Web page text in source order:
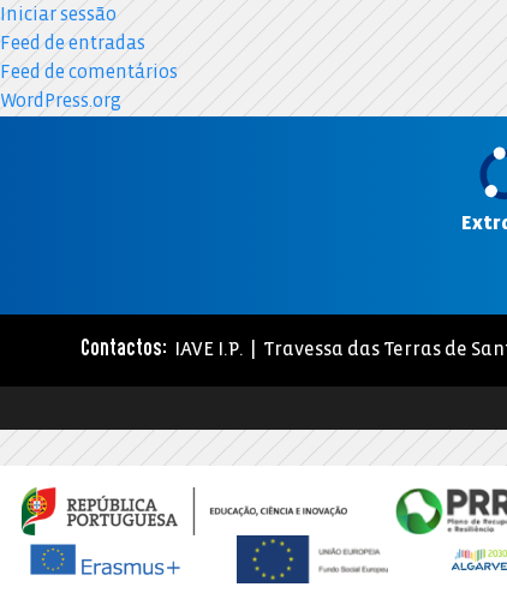
Iniciar sessão
Feed de entradas
Feed de comentários
WordPress.org
Contactos: IAVE I.P. | Travessa das Terras de